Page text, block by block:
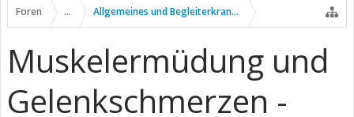
Foren ... Allgemeines und Begleiterkrankungen
Muskelermüdung und
Gelenkschmerzen -